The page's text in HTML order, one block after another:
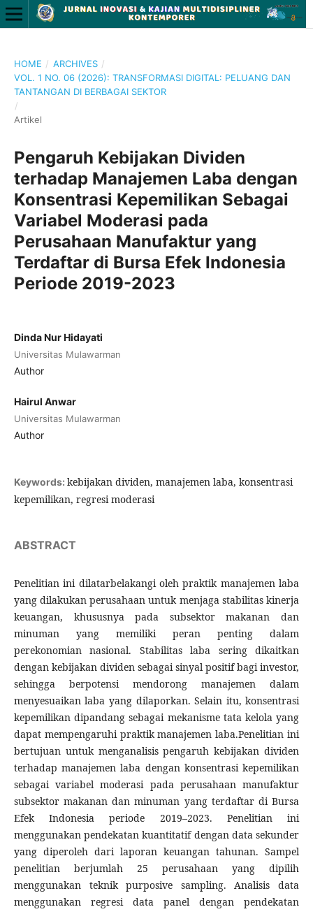
HOME / ARCHIVES /
VOL. 1 NO. 06 (2026): TRANSFORMASI DIGITAL: PELUANG DAN
TANTANGAN DI BERBAGAI SEKTOR
/
Artikel
Pengaruh Kebijakan Dividen
terhadap Manajemen Laba dengan
Konsentrasi Kepemilikan Sebagai
Variabel Moderasi pada
Perusahaan Manufaktur yang
Terdaftar di Bursa Efek Indonesia
Periode 2019-2023
Dinda Nur Hidayati
Universitas Mulawarman
Author
Hairul Anwar
Universitas Mulawarman
Author
Keywords: kebijakan dividen, manajemen laba, konsentrasi
kepemilikan, regresi moderasi
ABSTRACT
Penelitian ini dilatarbelakangi oleh praktik manajemen laba
yang dilakukan perusahaan untuk menjaga stabilitas kinerja
keuangan, khususnya pada subsektor makanan dan
minuman yang memiliki peran penting dalam
perekonomian nasional. Stabilitas laba sering dikaitkan
dengan kebijakan dividen sebagai sinyal positif bagi investor,
sehingga berpotensi mendorong manajemen dalam
menyesuaikan laba yang dilaporkan. Selain itu, konsentrasi
kepemilikan dipandang sebagai mekanisme tata kelola yang
dapat mempengaruhi praktik manajemen laba.Penelitian ini
bertujuan untuk menganalisis pengaruh kebijakan dividen
terhadap manajemen laba dengan konsentrasi kepemilikan
sebagai variabel moderasi pada perusahaan manufaktur
subsektor makanan dan minuman yang terdaftar di Bursa
Efek Indonesia periode 2019–2023. Penelitian ini
menggunakan pendekatan kuantitatif dengan data sekunder
yang diperoleh dari laporan keuangan tahunan. Sampel
penelitian berjumlah 25 perusahaan yang dipilih
menggunakan teknik purposive sampling. Analisis data
menggunakan regresi data panel dengan pendekatan